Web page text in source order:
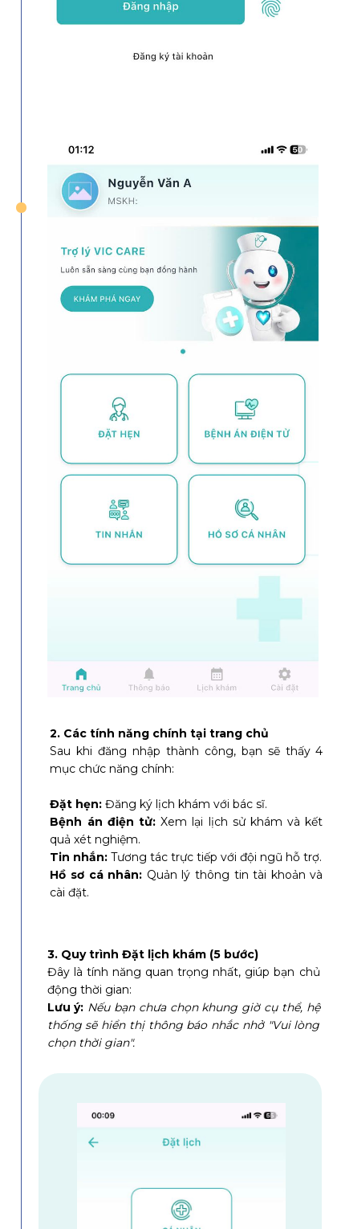
2. Các tính năng chính tại trang chủ
Sau khi đăng nhập thành công, bạn sẽ thấy 4
mục chức năng chính:
Đặt hẹn: Đăng ký lịch khám với bác sĩ.
Bệnh án điện tử: Xem lại lịch sử khám và kết
quả xét nghiệm.
Tin nhắn: Tương tác trực tiếp với đội ngũ hỗ trợ.
Hồ sơ cá nhân: Quản lý thông tin tài khoản và
cài đặt.
3. Quy trình Đặt lịch khám (5 bước)
Đây là tính năng quan trọng nhất, giúp bạn chủ
động thời gian:
Lưu ý: Nếu bạn chưa chọn khung giờ cụ thể, hệ
thống sẽ hiển thị thông báo nhắc nhở "Vui lòng
chọn thời gian".